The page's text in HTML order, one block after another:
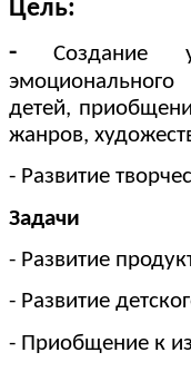
Цель:
-
Создание
детей,
жанров,
- Развитие
Задачи
- Развитие
- Развитие
- Приобщение к